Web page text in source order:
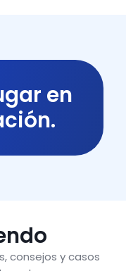
en
consejos y casos